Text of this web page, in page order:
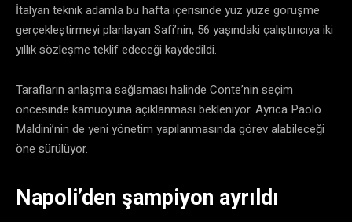
İtalyan teknik adamla bu hafta içerisinde yüz yüze görüşme
gerçekleştirmeyi planlayan Safi’nin, 56 yaşındaki çalıştırıcıya iki
yıllık sözleşme teklif edeceği kaydedildi.
Tarafların anlaşma sağlaması halinde Conte’nin seçim
öncesinde kamuoyuna açıklanması bekleniyor. Ayrıca Paolo
Maldini’nin de yeni yönetim yapılanmasında görev alabileceği
öne sürülüyor.
Napoli’den şampiyon ayrıldı